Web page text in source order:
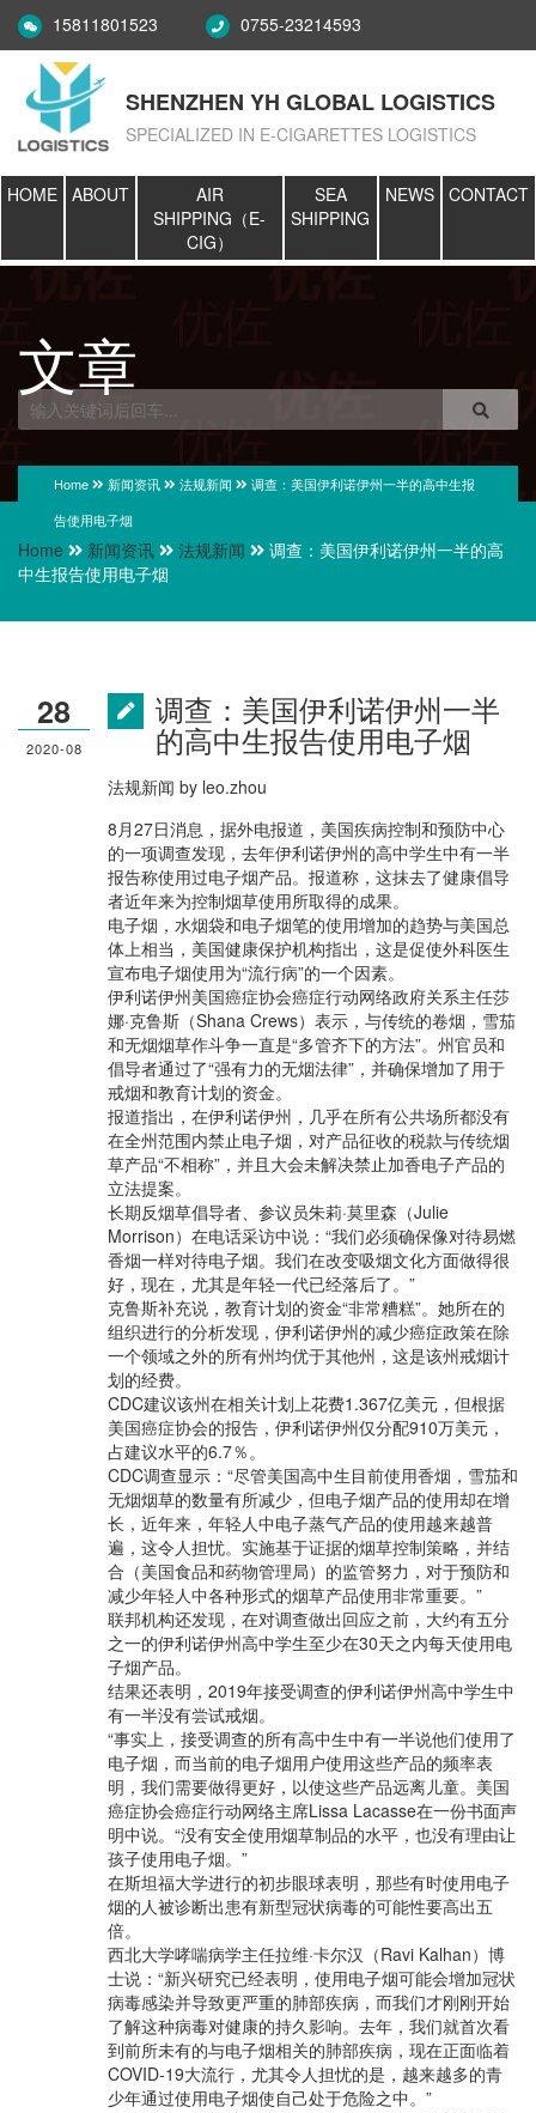
15811801523 0755-23214593
SHENZHEN YH GLOBAL LOGISTICS
SPECIALIZED IN E-CIGARETTES LOGISTICS
HOME ABOUT
AIR
SHIPPING（E-
CIG）
SEA
SHIPPING
NEWS CONTACT
文章
Home 新闻资讯 法规新闻
调查：美国伊利诺伊州一半的高中生报
告使用电子烟
Home 新闻资讯 法规新闻
调查：美国伊利诺伊州一半的高
中生报告使用电子烟
调查：美国伊利诺伊州一半
的高中生报告使用电子烟
法规新闻 by leo.zhou
8月27日消息，据外电报道，美国疾病控制和预防中心
的一项调查发现，去年伊利诺伊州的高中学生中有一半
报告称使用过电子烟产品。报道称，这抹去了健康倡导
者近年来为控制烟草使用所取得的成果。
电子烟，水烟袋和电子烟笔的使用增加的趋势与美国总
体上相当，美国健康保护机构指出，这是促使外科医生
宣布电子烟使用为“流行病”的一个因素。
伊利诺伊州美国癌症协会癌症行动网络政府关系主任莎
娜·克鲁斯（Shana Crews）表示，与传统的卷烟，雪茄
和无烟烟草作斗争一直是“多管齐下的方法”。州官员和
倡导者通过了“强有力的无烟法律”，并确保增加了用于
戒烟和教育计划的资金。
报道指出，在伊利诺伊州，几乎在所有公共场所都没有
在全州范围内禁止电子烟，对产品征收的税款与传统烟
草产品“不相称”，并且大会未解决禁止加香电子产品的
立法提案。
长期反烟草倡导者、参议员朱莉·莫里森（Julie
Morrison）在电话采访中说：“我们必须确保像对待易燃
香烟一样对待电子烟。我们在改变吸烟文化方面做得很
好，现在，尤其是年轻一代已经落后了。”
克鲁斯补充说，教育计划的资金“非常糟糕”。她所在的
组织进行的分析发现，伊利诺伊州的减少癌症政策在除
一个领域之外的所有州均优于其他州，这是该州戒烟计
划的经费。
CDC建议该州在相关计划上花费1.367亿美元，但根据
美国癌症协会的报告，伊利诺伊州仅分配910万美元，
占建议水平的6.7％。
CDC调查显示：“尽管美国高中生目前使用香烟，雪茄和
无烟烟草的数量有所减少，但电子烟产品的使用却在增
长，近年来，年轻人中电子蒸气产品的使用越来越普
遍，这令人担忧。实施基于证据的烟草控制策略，并结
合（美国食品和药物管理局）的监管努力，对于预防和
减少年轻人中各种形式的烟草产品使用非常重要。”
联邦机构还发现，在对调查做出回应之前，大约有五分
之一的伊利诺伊州高中学生至少在30天之内每天使用电
子烟产品。
结果还表明，2019年接受调查的伊利诺伊州高中学生中
有一半没有尝试戒烟。
“事实上，接受调查的所有高中生中有一半说他们使用了
电子烟，而当前的电子烟用户使用这些产品的频率表
明，我们需要做得更好，以使这些产品远离儿童。美国
癌症协会癌症行动网络主席Lissa Lacasse在一份书面声
明中说。“没有安全使用烟草制品的水平，也没有理由让
孩子使用电子烟。”
在斯坦福大学进行的初步眼球表明，那些有时使用电子
烟的人被诊断出患有新型冠状病毒的可能性要高出五
倍。
西北大学哮喘病学主任拉维·卡尔汉（Ravi Kalhan）博
士说：“新兴研究已经表明，使用电子烟可能会增加冠状
病毒感染并导致更严重的肺部疾病，而我们才刚刚开始
了解这种病毒对健康的持久影响。去年，我们就首次看
到前所未有的与电子烟相关的肺部疾病，现在正面临着
COVID-19大流行，尤其令人担忧的是，越来越多的青
少年通过使用电子烟使自己处于危险之中。”
28
2020-08